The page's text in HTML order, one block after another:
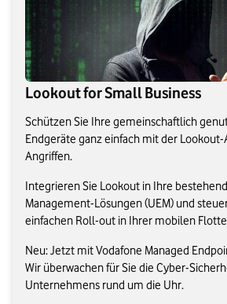
Lookout for Small Business
Schützen Sie Ihre gemeinschaftlich
Endgeräte ganz einfach mit der Lookout-
Angriffen.
Integrieren Sie Lookout in Ihre
Management-Lösungen (UEM) und
einfachen Roll-out in Ihrer mobilen
Neu: Jetzt mit Vodafone Managed
Wir überwachen für Sie die Cyber-
Unternehmens rund um die Uhr.